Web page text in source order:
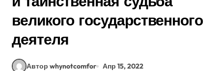
великого государственного
деятеля
Автор whynotcomfor
Апр 15, 2022